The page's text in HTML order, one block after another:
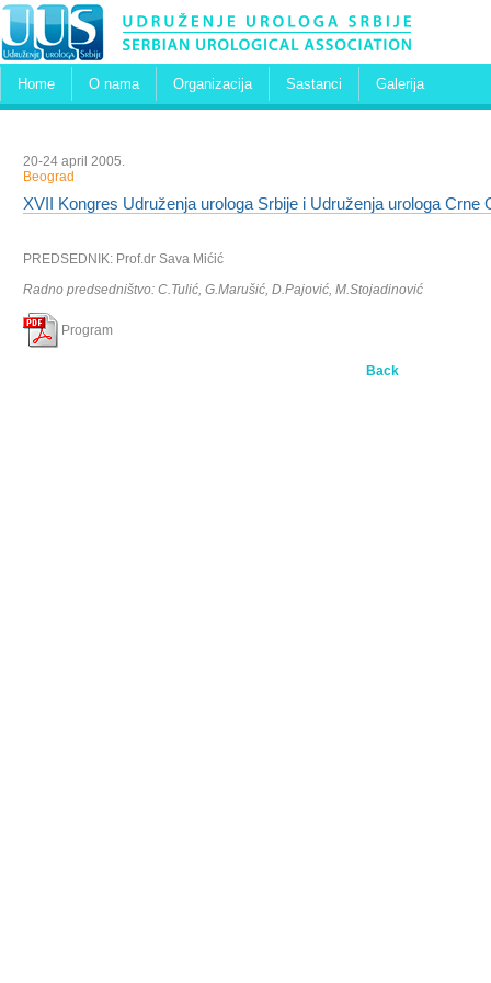
Home O nama Organizacija Sastanci Galerija
20-24 april 2005.
Beograd
XVII Kongres Udruženja urologa Srbije i Udruženja urologa Crne
PREDSEDNIK: Prof.dr Sava Mićić
Radno predsedništvo: C.Tulić, G.Marušić, D.Pajović, M.Stojadinović
Program
Back